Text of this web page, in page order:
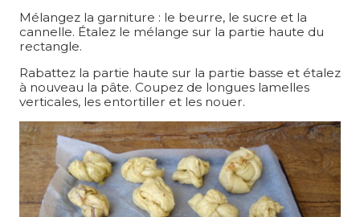
Mélangez la garniture : le beurre, le sucre et la
cannelle. Étalez le mélange sur la partie haute du
rectangle.
Rabattez la partie haute sur la partie basse et étalez
à nouveau la pâte. Coupez de longues lamelles
verticales, les entortiller et les nouer.